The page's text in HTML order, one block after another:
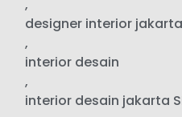
,
designer interior jakarta
,
interior desain
,
interior desain jakarta